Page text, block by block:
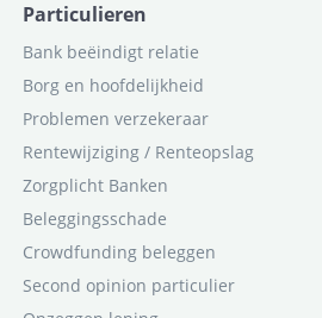
Particulieren
Bank beëindigt relatie
Borg en hoofdelijkheid
Problemen verzekeraar
Rentewijziging / Renteopslag
Zorgplicht Banken
Beleggingsschade
Crowdfunding beleggen
Second opinion particulier